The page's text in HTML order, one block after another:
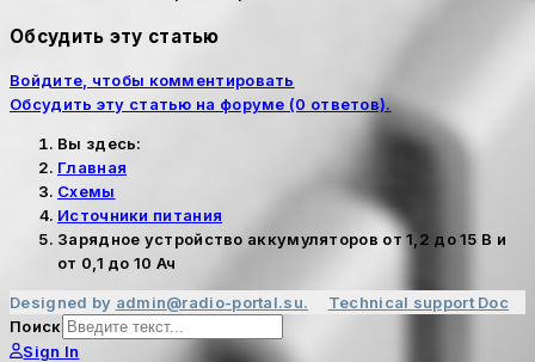
Обсудить эту статью
Войдите, чтобы комментировать
Обсудить эту статью на форуме (0 ответов).
Вы здесь:
Главная
Cхемы
Источники питания
Зарядное устройство аккумуляторов от 1,2 до 15 В и
от 0,1 до 10 Ач
Designed by admin@radio-portal.su. Technical support Doc
Поиск
Sign In